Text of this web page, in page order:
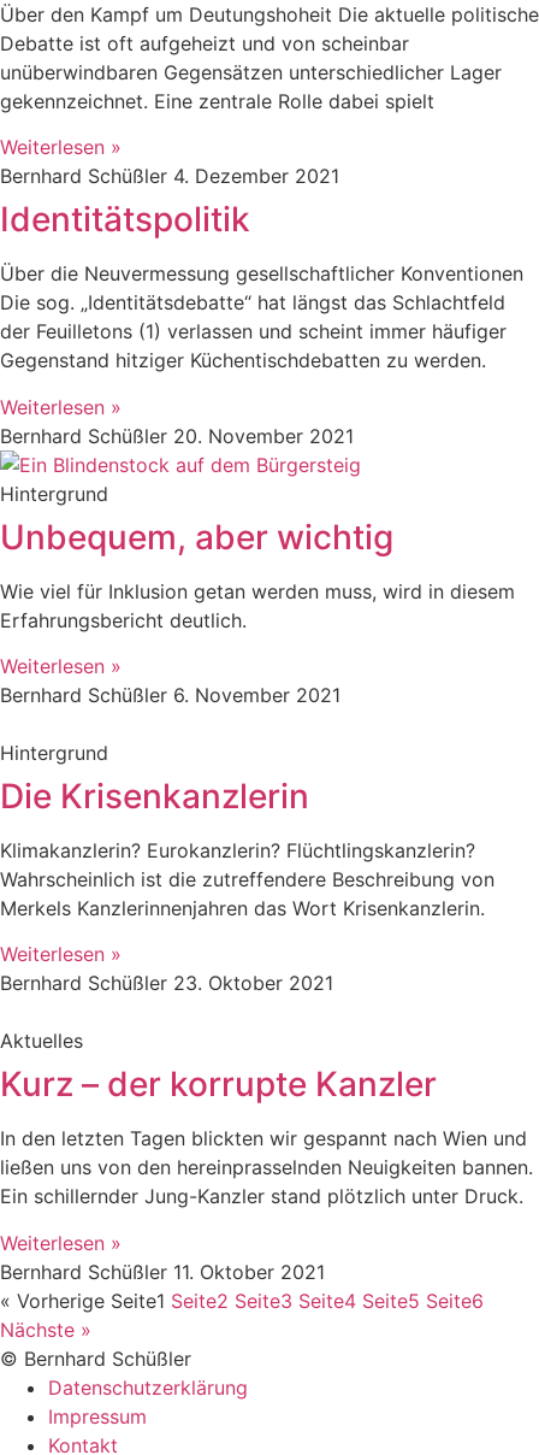
Über den Kampf um Deutungshoheit Die aktuelle politische
Debatte ist oft aufgeheizt und von scheinbar
unüberwindbaren Gegensätzen unterschiedlicher Lager
gekennzeichnet. Eine zentrale Rolle dabei spielt
Weiterlesen »
Bernhard Schüßler 4. Dezember 2021
Identitätspolitik
Über die Neuvermessung gesellschaftlicher Konventionen
Die sog. „Identitätsdebatte“ hat längst das Schlachtfeld
der Feuilletons (1) verlassen und scheint immer häufiger
Gegenstand hitziger Küchentischdebatten zu werden.
Weiterlesen »
Bernhard Schüßler 20. November 2021
Hintergrund
Unbequem, aber wichtig
Wie viel für Inklusion getan werden muss, wird in diesem
Erfahrungsbericht deutlich.
Weiterlesen »
Bernhard Schüßler 6. November 2021
Hintergrund
Die Krisenkanzlerin
Klimakanzlerin? Eurokanzlerin? Flüchtlingskanzlerin?
Wahrscheinlich ist die zutreffendere Beschreibung von
Merkels Kanzlerinnenjahren das Wort Krisenkanzlerin.
Weiterlesen »
Bernhard Schüßler 23. Oktober 2021
Aktuelles
Kurz – der korrupte Kanzler
In den letzten Tagen blickten wir gespannt nach Wien und
ließen uns von den hereinprasselnden Neuigkeiten bannen.
Ein schillernder Jung-Kanzler stand plötzlich unter Druck.
Weiterlesen »
Bernhard Schüßler 11. Oktober 2021
« Vorherige Seite1 Seite2 Seite3 Seite4 Seite5 Seite6
Nächste »
© Bernhard Schüßler
Datenschutzerklärung
Impressum
Kontakt